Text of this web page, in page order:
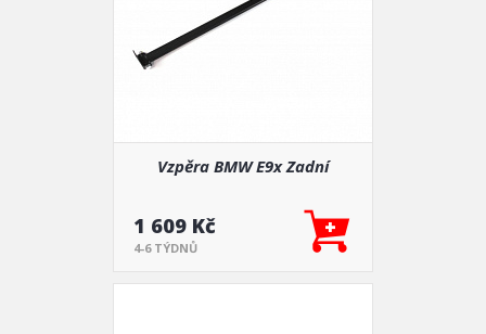
Vzpěra BMW E9x Zadní
1 609 Kč
4-6 TÝDNŮ